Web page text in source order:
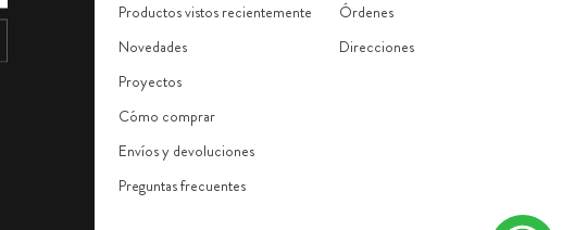
Productos vistos recientemente
Novedades
Proyectos
Cómo comprar
Envíos y devoluciones
Preguntas frecuentes
Órdenes
Direcciones